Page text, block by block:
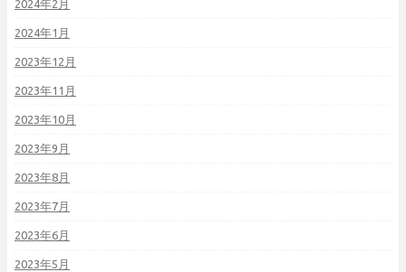
2024年2月
2024年1月
2023年12月
2023年11月
2023年10月
2023年9月
2023年8月
2023年7月
2023年6月
2023年5月